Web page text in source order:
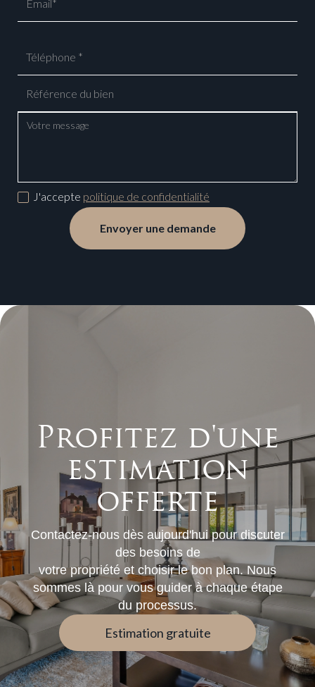
J'accepte politique de confidentialité
Profitez d'une
estimation
offerte
Contactez-nous dès aujourd'hui pour discuter
des besoins de
votre propriété et choisir le bon plan. Nous
sommes là pour vous guider à chaque étape
du processus.
Estimation gratuite